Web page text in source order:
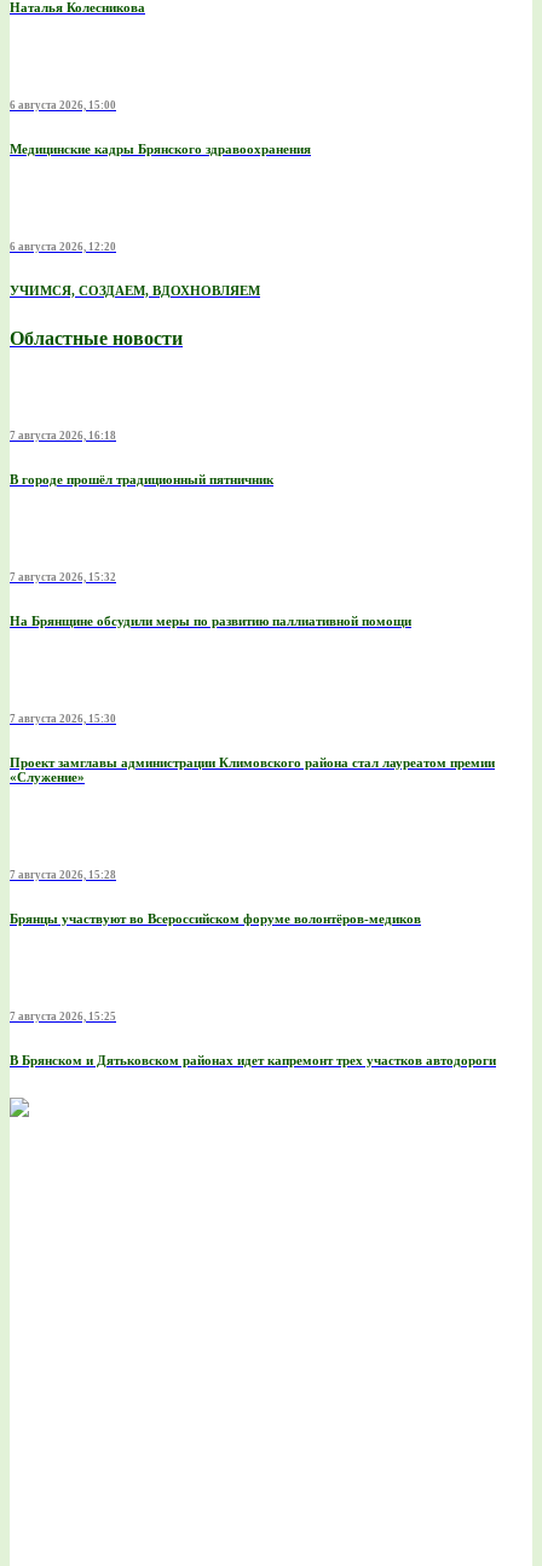
Наталья Колесникова
6 августа 2026, 15:00
Медицинские кадры Брянского здравоохранения
6 августа 2026, 12:20
УЧИМСЯ, СОЗДАЕМ, ВДОХНОВЛЯЕМ
Областные новости
7 августа 2026, 16:18
В городе прошёл традиционный пятничник
7 августа 2026, 15:32
На Брянщине обсудили меры по развитию паллиативной помощи
7 августа 2026, 15:30
Проект замглавы администрации Климовского района стал лауреатом премии
«Служение»
7 августа 2026, 15:28
Брянцы участвуют во Всероссийском форуме волонтёров-медиков
7 августа 2026, 15:25
В Брянском и Дятьковском районах идет капремонт трех участков автодороги